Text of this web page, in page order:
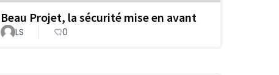
Beau Projet, la sécurité mise en avant
LS 0